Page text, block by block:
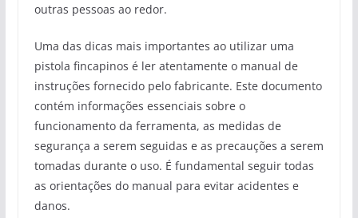
outras pessoas ao redor.
Uma das dicas mais importantes ao utilizar uma
pistola fincapinos é ler atentamente o manual de
instruções fornecido pelo fabricante. Este documento
contém informações essenciais sobre o
funcionamento da ferramenta, as medidas de
segurança a serem seguidas e as precauções a serem
tomadas durante o uso. É fundamental seguir todas
as orientações do manual para evitar acidentes e
danos.